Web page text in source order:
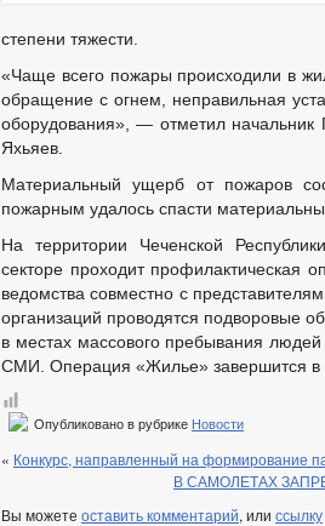
степени тяжести.
«Чаще всего пожары происходили в
обращение с огнем, неправильная
оборудования», — отметил
Яхьяев.
Материальный ущерб от пожаров
пожарным удалось спасти
На территории Чеченской
секторе проходит профилактическая
ведомства совместно с
организаций проводятся подворовые
в местах массового пребывания
СМИ. Операция «Жилье» завершится в
Опубликовано в рубрике Новости
« Конкурс, направленный на формирование
В САМОЛЕТАХ
Вы можете оставить комментарий, или ссылку